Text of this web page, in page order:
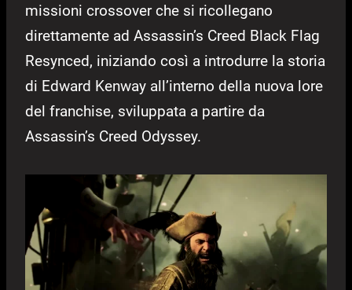
missioni crossover che si ricollegano
direttamente ad Assassin’s Creed Black Flag
Resynced, iniziando così a introdurre la storia
di Edward Kenway all’interno della nuova lore
del franchise, sviluppata a partire da
Assassin’s Creed Odyssey.